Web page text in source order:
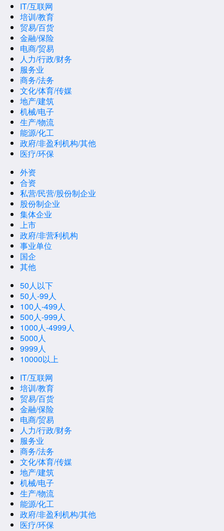
IT/互联网
培训/教育
贸易/百货
金融/保险
电商/贸易
人力/行政/财务
服务业
商务/法务
文化/体育/传媒
地产/建筑
机械/电子
生产/物流
能源/化工
政府/非盈利机构/其他
医疗/环保
外资
合资
私营/民营/股份制企业
股份制企业
集体企业
上市
政府/非营利机构
事业单位
国企
其他
50人以下
50人-99人
100人-499人
500人-999人
1000人-4999人
5000人
9999人
10000以上
IT/互联网
培训/教育
贸易/百货
金融/保险
电商/贸易
人力/行政/财务
服务业
商务/法务
文化/体育/传媒
地产/建筑
机械/电子
生产/物流
能源/化工
政府/非盈利机构/其他
医疗/环保